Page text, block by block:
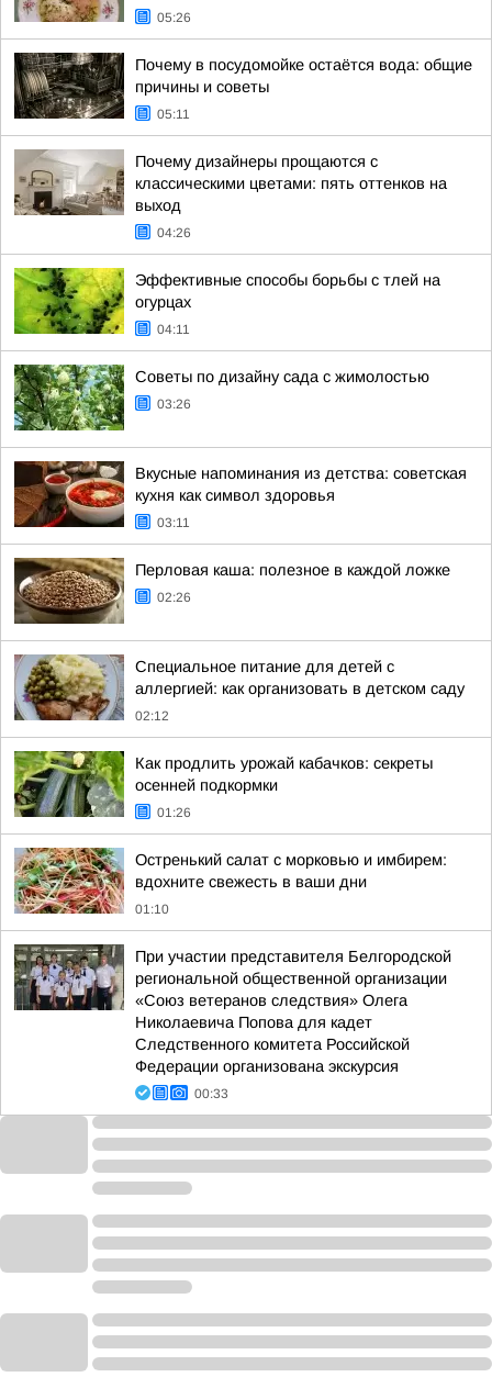
05:26
Почему в посудомойке остаётся вода: общие
причины и советы
05:11
Почему дизайнеры прощаются с
классическими цветами: пять оттенков на
выход
04:26
Эффективные способы борьбы с тлей на
огурцах
04:11
Советы по дизайну сада с жимолостью
03:26
Вкусные напоминания из детства: советская
кухня как символ здоровья
03:11
Перловая каша: полезное в каждой ложке
02:26
Специальное питание для детей с
аллергией: как организовать в детском саду
02:12
Как продлить урожай кабачков: секреты
осенней подкормки
01:26
Остренький салат с морковью и имбирем:
вдохните свежесть в ваши дни
01:10
При участии представителя Белгородской
региональной общественной организации
«Союз ветеранов следствия» Олега
Николаевича Попова для кадет
Следственного комитета Российской
Федерации организована экскурсия
00:33